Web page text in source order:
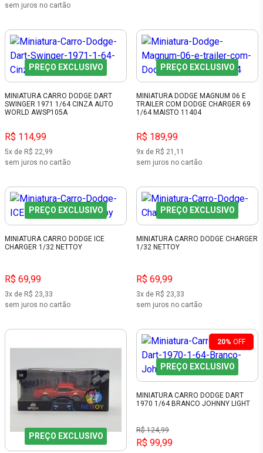
sem juros no cartão
PREÇO EXCLUSIVO
MINIATURA CARRO DODGE DART
SWINGER 1971 1/64 CINZA AUTO
WORLD AWSP105A
R$ 114,99
5x de R$ 22,99
sem juros no cartão
PREÇO EXCLUSIVO
MINIATURA DODGE MAGNUM 06 E
TRAILER COM DODGE CHARGER 69
1/64 MAISTO 11404
R$ 189,99
9x de R$ 21,11
sem juros no cartão
PREÇO EXCLUSIVO
MINIATURA CARRO DODGE ICE
CHARGER 1/32 NETTOY
R$ 69,99
3x de R$ 23,33
sem juros no cartão
PREÇO EXCLUSIVO
MINIATURA CARRO DODGE CHARGER
1/32 NETTOY
R$ 69,99
3x de R$ 23,33
sem juros no cartão
PREÇO EXCLUSIVO
20% OFF
PREÇO EXCLUSIVO
MINIATURA CARRO DODGE DART
1970 1/64 BRANCO JOHNNY LIGHT
R$ 124,99
R$ 99,99